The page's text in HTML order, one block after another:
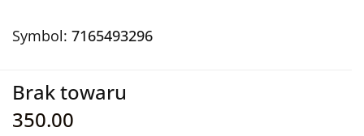
Symbol: 7165493296
Brak towaru
350.00